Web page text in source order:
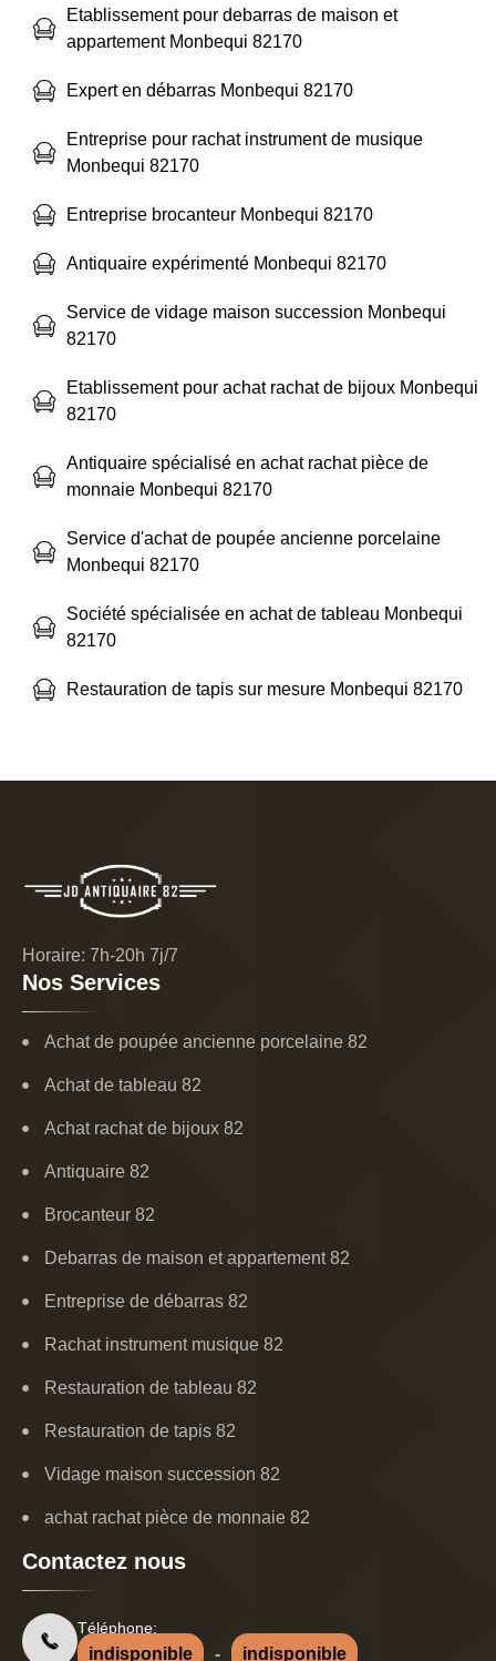
Etablissement pour debarras de maison et
appartement Monbequi 82170
Expert en débarras Monbequi 82170
Entreprise pour rachat instrument de musique
Monbequi 82170
Entreprise brocanteur Monbequi 82170
Antiquaire expérimenté Monbequi 82170
Service de vidage maison succession Monbequi
82170
Etablissement pour achat rachat de bijoux Monbequi
82170
Antiquaire spécialisé en achat rachat pièce de
monnaie Monbequi 82170
Service d'achat de poupée ancienne porcelaine
Monbequi 82170
Société spécialisée en achat de tableau Monbequi
82170
Restauration de tapis sur mesure Monbequi 82170
Horaire: 7h-20h 7j/7
Nos Services
Achat de poupée ancienne porcelaine 82
Achat de tableau 82
Achat rachat de bijoux 82
Antiquaire 82
Brocanteur 82
Debarras de maison et appartement 82
Entreprise de débarras 82
Rachat instrument musique 82
Restauration de tableau 82
Restauration de tapis 82
Vidage maison succession 82
achat rachat pièce de monnaie 82
Contactez nous
Téléphone:
indisponible - indisponible